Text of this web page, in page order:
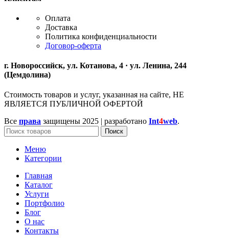
Оплата
Доставка
Политика конфиденциальности
Договор-оферта
г. Новороссийск, ул. Котанова, 4 · ул. Ленина, 244
(Цемдолина)
Стоимость товаров и услуг, указанная на сайте, НЕ
ЯВЛЯЕТСЯ ПУБЛИЧНОЙ ОФЕРТОЙ
Все права защищены 2025 | разработано Int4web.
Поиск
Меню
Категории
Главная
Каталог
Услуги
Портфолио
Блог
О нас
Контакты